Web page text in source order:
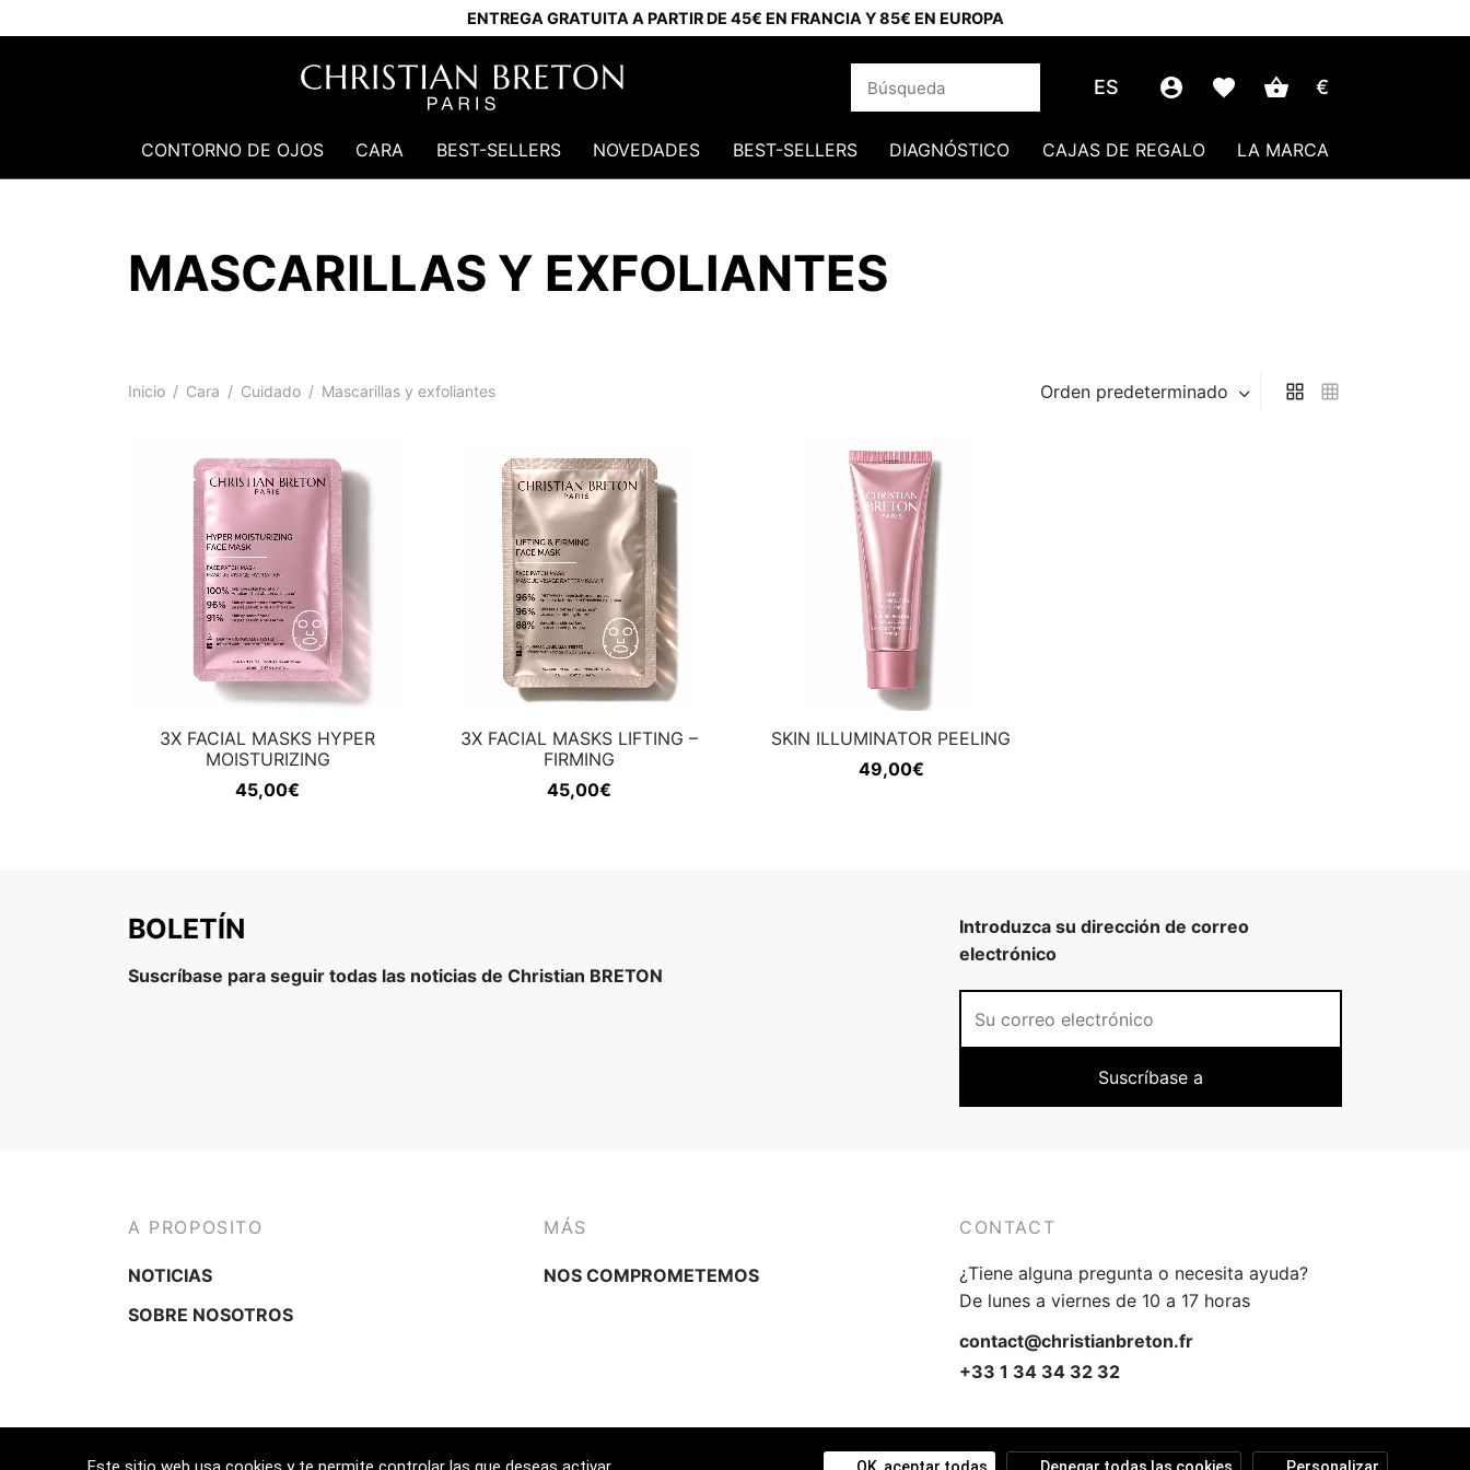
ENTREGA GRATUITA A PARTIR DE 45€ EN FRANCIA Y 85€ EN EUROPA
ES €
CONTORNO DE OJOS CARA BEST-SELLERS NOVEDADES BEST-SELLERS DIAGNÓSTICO CAJAS DE REGALO LA MARCA
MASCARILLAS Y EXFOLIANTES
Inicio / Cara / Cuidado / Mascarillas y exfoliantes Orden predeterminado
3X FACIAL MASKS HYPER
MOISTURIZING
45,00€
3X FACIAL MASKS LIFTING –
FIRMING
45,00€
SKIN ILLUMINATOR PEELING
49,00€
BOLETÍN
Suscríbase para seguir todas las noticias de Christian BRETON
Introduzca su dirección de correo
electrónico
A PROPOSITO
NOTICIAS
SOBRE NOSOTROS
MÁS
NOS COMPROMETEMOS
CONTACT
¿Tiene alguna pregunta o necesita ayuda?
De lunes a viernes de 10 a 17 horas
contact@christianbreton.fr
+33 1 34 34 32 32